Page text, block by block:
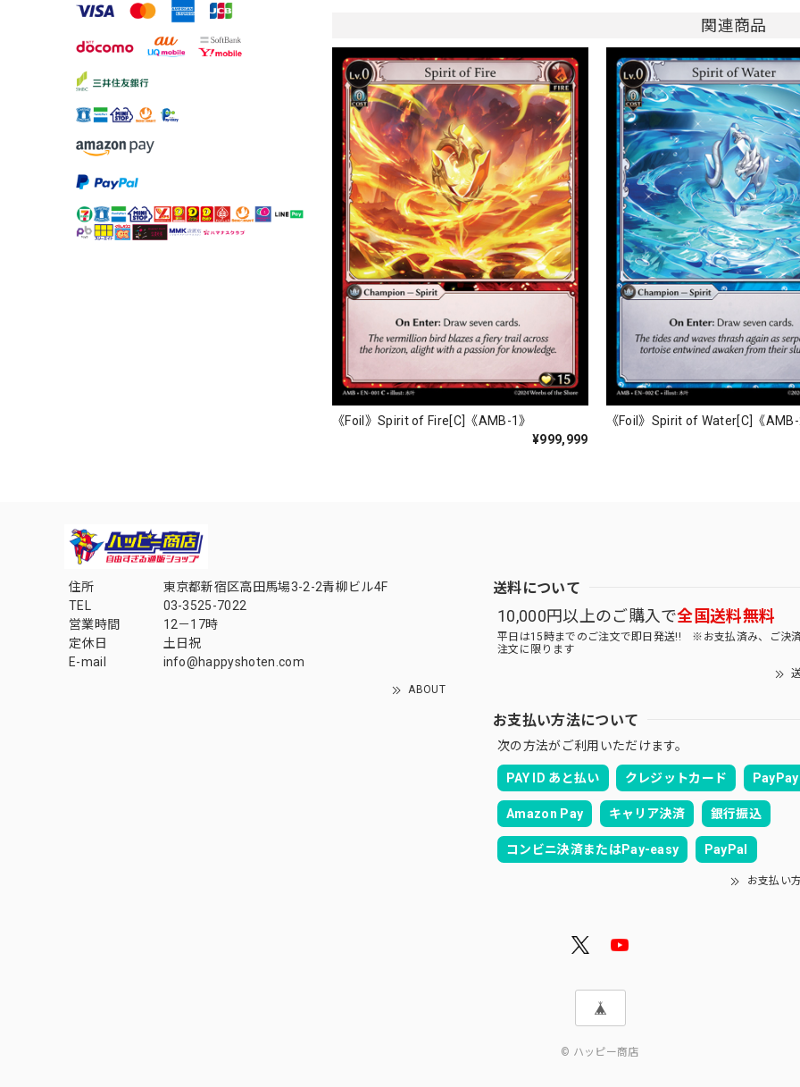
関連商品
《Foil》Spirit of Fire[C]《AMB-1》
¥999,999
《Foil》Spirit of Water[C]《
住所
東京都新宿区高田馬場3-2-2青柳ビル4F
TEL
03-3525-7022
営業時間
12－17時
定休日
土日祝
E-mail
info@happyshoten.com
ABOUT
送料について
10,000円以上のご購入で全国送料無料
平日は15時までのご注文で即日発送!! ※お支払済み、ご決
注文に限ります
お支払い方法について
次の方法がご利用いただけます。
PAY ID あと払い クレジットカード PayPay
Amazon Pay キャリア決済 銀行振込
コンビニ決済またはPay-easy PayPal
お支払い
© ハッピー商店